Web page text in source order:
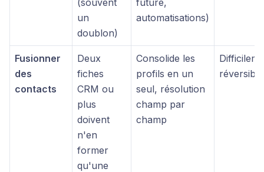
(souvent
un
doublon)
future,
automatisations)
Fusionner
des
contacts
Deux
fiches
CRM ou
plus
doivent
n'en
former
qu'une
Consolide les
profils en un
seul, résolution
champ par
champ
réversible